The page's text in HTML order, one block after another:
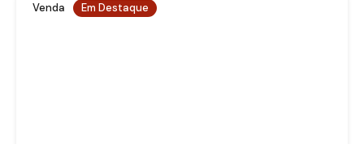
Venda Em Destaque